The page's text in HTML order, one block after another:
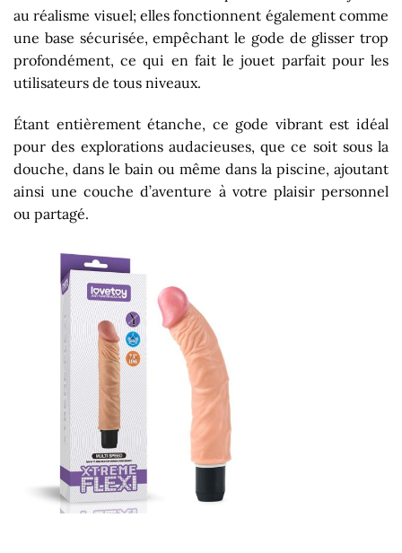
au réalisme visuel; elles fonctionnent également comme
une base sécurisée, empêchant le gode de glisser trop
profondément, ce qui en fait le jouet parfait pour les
utilisateurs de tous niveaux.
Étant entièrement étanche, ce gode vibrant est idéal
pour des explorations audacieuses, que ce soit sous la
douche, dans le bain ou même dans la piscine, ajoutant
ainsi une couche d’aventure à votre plaisir personnel
ou partagé.